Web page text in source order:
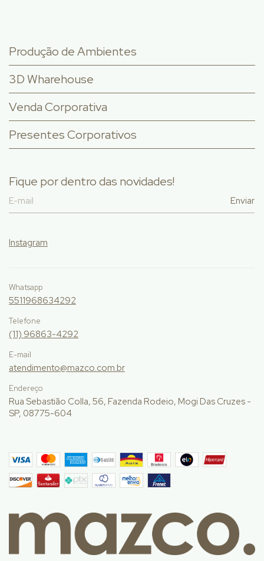
Produção de Ambientes
3D Wharehouse
Venda Corporativa
Presentes Corporativos
Fique por dentro das novidades!
Instagram
Whatsapp
5511968634292
Telefone
(11) 96863-4292
E-mail
atendimento@mazco.com.br
Endereço
Rua Sebastião Colla, 56, Fazenda Rodeio, Mogi Das Cruzes -
SP, 08775-604